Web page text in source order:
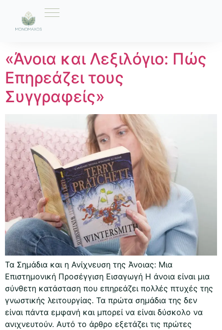
Ετικέτα:
«Άνοια και Λεξιλόγιο: Πώς
Επηρεάζει τους
Συγγραφείς»
Τα Σημάδια και η Ανίχνευση της Άνοιας: Μια
Επιστημονική Προσέγγιση Εισαγωγή Η άνοια είναι μια
σύνθετη κατάσταση που επηρεάζει πολλές πτυχές της
γνωστικής λειτουργίας. Τα πρώτα σημάδια της δεν
είναι πάντα εμφανή και μπορεί να είναι δύσκολο να
ανιχνευτούν. Αυτό το άρθρο εξετάζει τις πρώτες